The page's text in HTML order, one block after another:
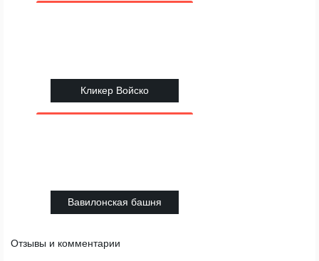
Кликер Войско
Вавилонская башня
Отзывы и комментарии